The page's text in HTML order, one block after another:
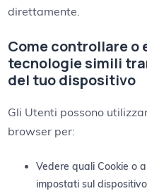
direttamente.
Come controllare o
tecnologie simili
del tuo dispositivo
Gli Utenti possono
browser per:
Vedere quali Cookie o
impostati sul